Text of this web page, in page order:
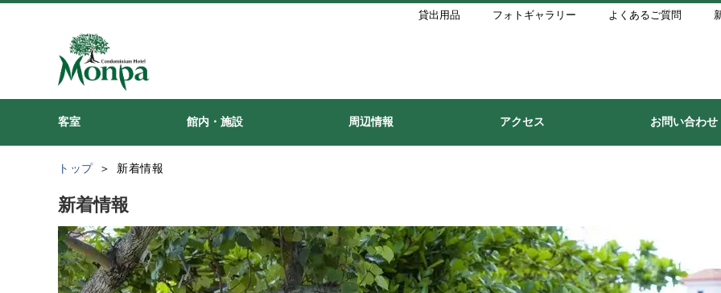
貸出用品 フォトギャラリー よくあるご質問
客室 館内・施設 周辺情報 アクセス お問い合わせ
トップ 新着情報
新着情報